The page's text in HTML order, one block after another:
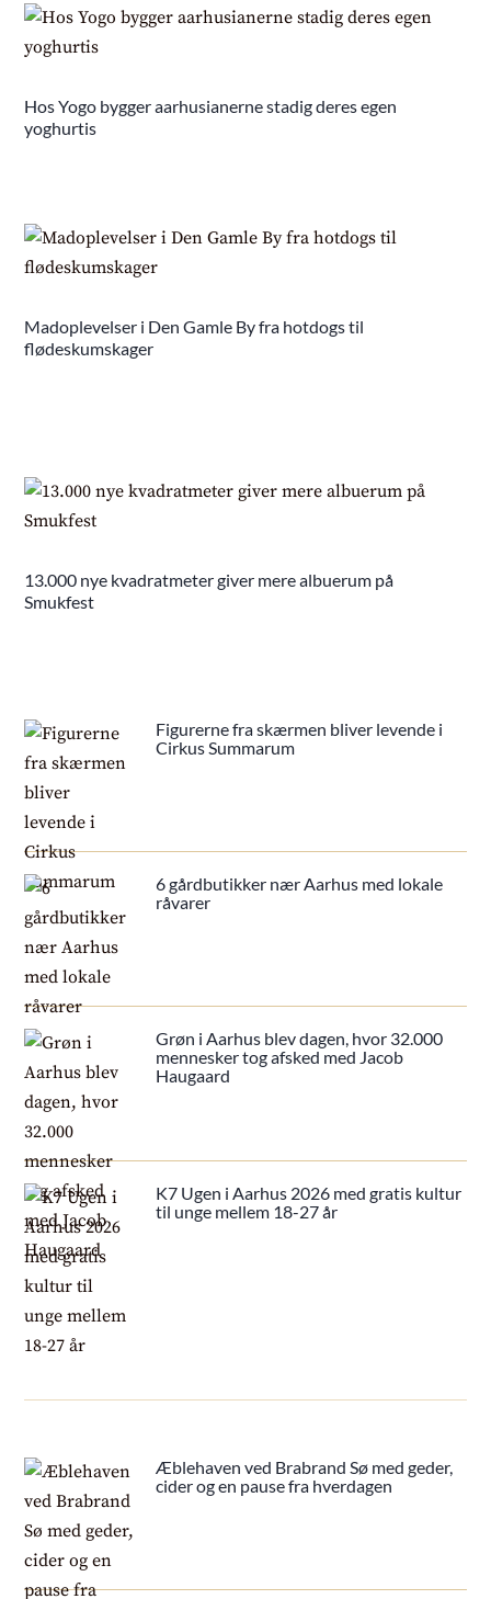
Hos Yogo bygger aarhusianerne stadig deres egen
yoghurtis
Madoplevelser i Den Gamle By fra hotdogs til
flødeskumskager
13.000 nye kvadratmeter giver mere albuerum på
Smukfest
Figurerne fra skærmen bliver levende i
Cirkus Summarum
6 gårdbutikker nær Aarhus med lokale
råvarer
Grøn i Aarhus blev dagen, hvor 32.000
mennesker tog afsked med Jacob
Haugaard
K7 Ugen i Aarhus 2026 med gratis kultur
til unge mellem 18-27 år
Æblehaven ved Brabrand Sø med geder,
cider og en pause fra hverdagen